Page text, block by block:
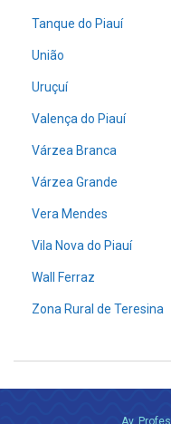
Tanque do Piauí
União
Uruçuí
Valença do Piauí
Várzea Branca
Várzea Grande
Vera Mendes
Vila Nova do Piauí
Wall Ferraz
Zona Rural de Teresina
Av.